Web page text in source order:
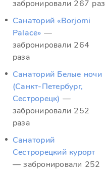
забронировали 267 раз
Санаторий «Borjomi
Palace» —
забронировали 264
раза
Санаторий Белые ночи
(Санкт-Петербург,
Сестрорецк) —
забронировали 252
раза
Санаторий
Сестрорецкий курорт
— забронировали 252